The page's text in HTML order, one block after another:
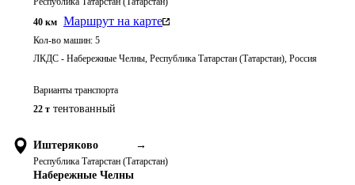
40 км Маршрут на карте
Кол-во машин: 5
ЛКДС - Набережные Челны, Республика Татарстан (Татарстан), Россия
Варианты транспорта
22 т тентованный
Иштеряково →
Республика Татарстан (Татарстан)
Набережные Челны